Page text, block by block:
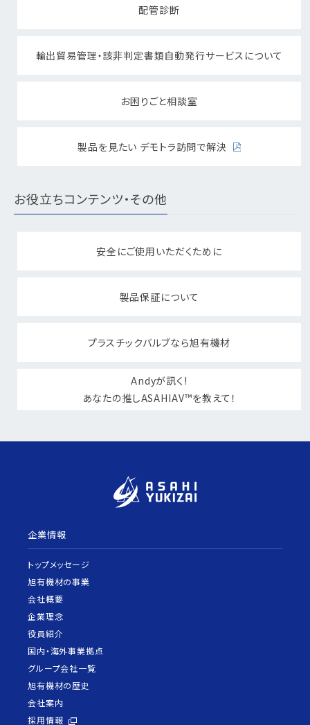
配管診断
輸出貿易管理・該非判定書類自動発行サービスについて
お困りごと相談室
製品を見たい デモトラ訪問で解決
お役立ちコンテンツ・その他
安全にご使用いただくために
製品保証について
プラスチックバルブなら旭有機材
Andyが訊く!
あなたの推しASAHIAV™を教えて！
企業情報
トップメッセージ
旭有機材の事業
会社概要
企業理念
役員紹介
国内・海外事業拠点
グループ会社一覧
旭有機材の歴史
会社案内
採用情報